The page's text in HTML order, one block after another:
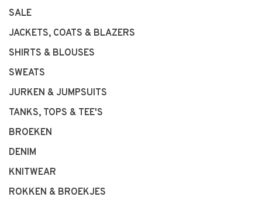
SALE
JACKETS, COATS & BLAZERS
SHIRTS & BLOUSES
SWEATS
JURKEN & JUMPSUITS
TANKS, TOPS & TEE'S
BROEKEN
DENIM
KNITWEAR
ROKKEN & BROEKJES